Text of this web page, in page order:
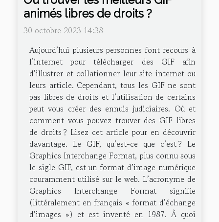
animés libres de droits ?
30 octobre 2023 14:38
Aujourd’hui plusieurs personnes font recours à
l’internet pour télécharger des GIF afin
d’illustrer et collationner leur site internet ou
leurs article. Cependant, tous les GIF ne sont
pas libres de droits et l’utilisation de certains
peut vous créer des ennuis judiciaires. Où et
comment vous pouvez trouver des GIF libres
de droits ? Lisez cet article pour en découvrir
davantage. Le GIF, qu’est-ce que c’est ? Le
Graphics Interchange Format, plus connu sous
le sigle GIF, est un format d’image numérique
couramment utilisé sur le web. L’acronyme de
Graphics Interchange Format signifie
(littéralement en français « format d’échange
d’images ») et est inventé en 1987. À quoi